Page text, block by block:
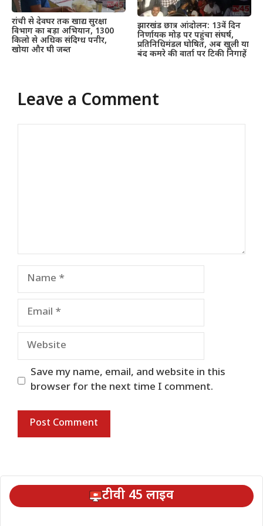
रांची से देवघर तक खाद्य सुरक्षा
विभाग का बड़ा अभियान, 1300
किलो से अधिक संदिग्ध पनीर,
खोया और घी जब्त
झारखंड छात्र आंदोलन: 13वें दिन
निर्णायक मोड़ पर पहुंचा संघर्ष,
प्रतिनिधिमंडल घोषित, अब खुली या
बंद कमरे की वार्ता पर टिकी निगाहें
Leave a Comment
Name
Email
Website
Save my name, email, and website in this
browser for the next time I comment.
टीवी 45 लाइव